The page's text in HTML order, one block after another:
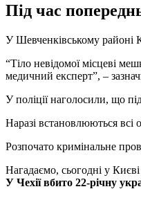
Під час
У Шевченківському районі
“Тіло невідомої місцеві
медичний експерт”, –
У поліції наголосили, що
Наразі встановлюються всі
Розпочато кримінальне
Нагадаємо, сьогодні у
У Чехії вбито 22-річну